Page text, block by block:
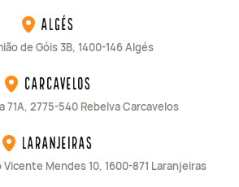
Algés
de Góis 3B, 1400-146 Algés
Carcavelos
71A, 2775-540 Rebelva Carcavelos
Laranjeiras
Vicente Mendes 10, 1600-871 Laranjeiras